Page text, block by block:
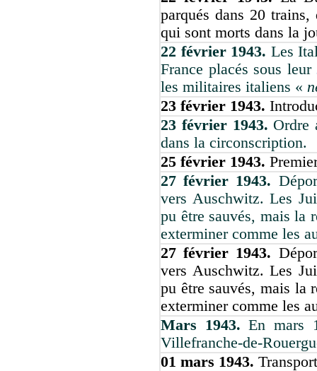
parqués dans 20
qui sont morts dans la
22 février 1943. Les
France placés sous leur
les militaires italiens «
23 février 1943.
23 février 1943. Ordre
dans la circonscription.
25 février 1943.
27 février 1943.
vers Auschwitz. Les
pu être sauvés, mais la
exterminer comme les
27 février 1943.
vers Auschwitz. Les
pu être sauvés, mais la
exterminer comme les
Mars 1943.En mars
Villefranche-de-
01 mars 1943.